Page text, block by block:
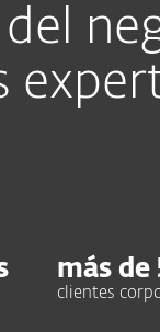
más de
clientes